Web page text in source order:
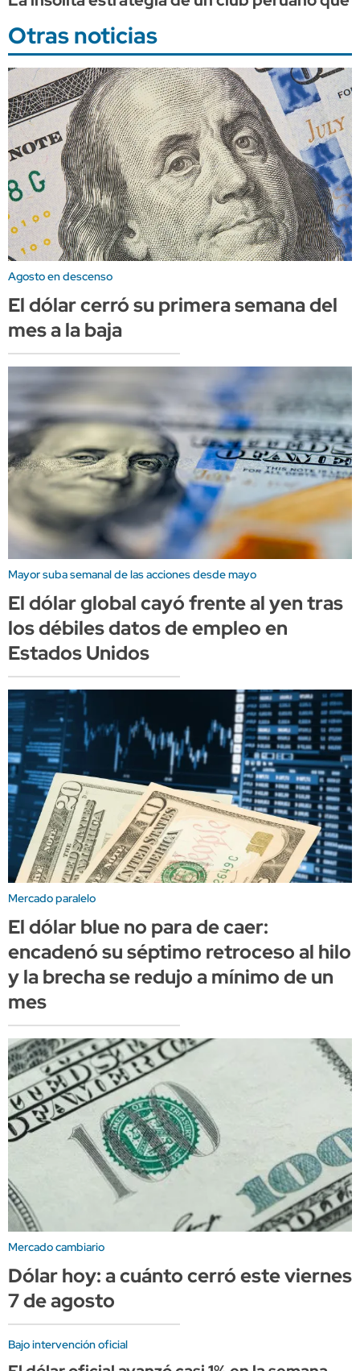
Otras noticias
Agosto en descenso
El dólar cerró su primera semana del
mes a la baja
Mayor suba semanal de las acciones desde mayo
El dólar global cayó frente al yen tras
los débiles datos de empleo en
Estados Unidos
Mercado paralelo
El dólar blue no para de caer:
encadenó su séptimo retroceso al hilo
y la brecha se redujo a mínimo de un
mes
Mercado cambiario
Dólar hoy: a cuánto cerró este viernes
7 de agosto
Bajo intervención oficial